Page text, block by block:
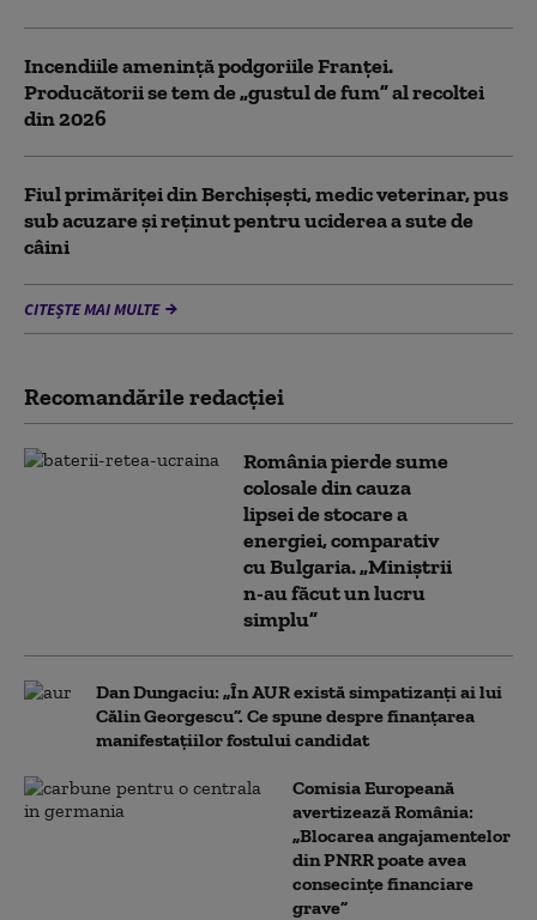
Incendiile amenință podgoriile Franței.
Producătorii se tem de „gustul de fum” al recoltei
din 2026
Fiul primăriţei din Berchişeşti, medic veterinar, pus
sub acuzare şi reţinut pentru uciderea a sute de
câini
CITEȘTE MAI MULTE
Recomandările redacţiei
România pierde sume
colosale din cauza
lipsei de stocare a
energiei, comparativ
cu Bulgaria. „Miniștrii
n-au făcut un lucru
simplu”
Dan Dungaciu: „În AUR există simpatizanți ai lui
Călin Georgescu”. Ce spune despre finanțarea
manifestațiilor fostului candidat
Comisia Europeană
avertizează România:
„Blocarea angajamentelor
din PNRR poate avea
consecințe financiare
grave”